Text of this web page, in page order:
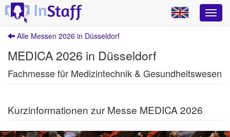
Alle Messen 2026 in Düsseldorf
MEDICA 2026 in Düsseldorf
Fachmesse für Medizintechnik & Gesundheitswesen
Kurzinformationen zur Messe MEDICA 2026